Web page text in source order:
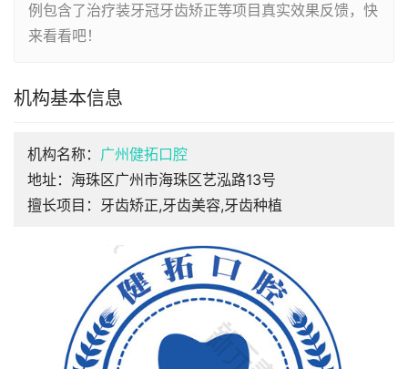
例包含了治疗装牙冠牙齿矫正等项目真实效果反馈，快
来看看吧！
机构基本信息
机构名称： 广州健拓口腔
地址：海珠区广州市海珠区艺泓路13号
擅长项目：牙齿矫正,牙齿美容,牙齿种植